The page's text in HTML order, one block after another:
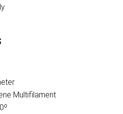
Multifilament